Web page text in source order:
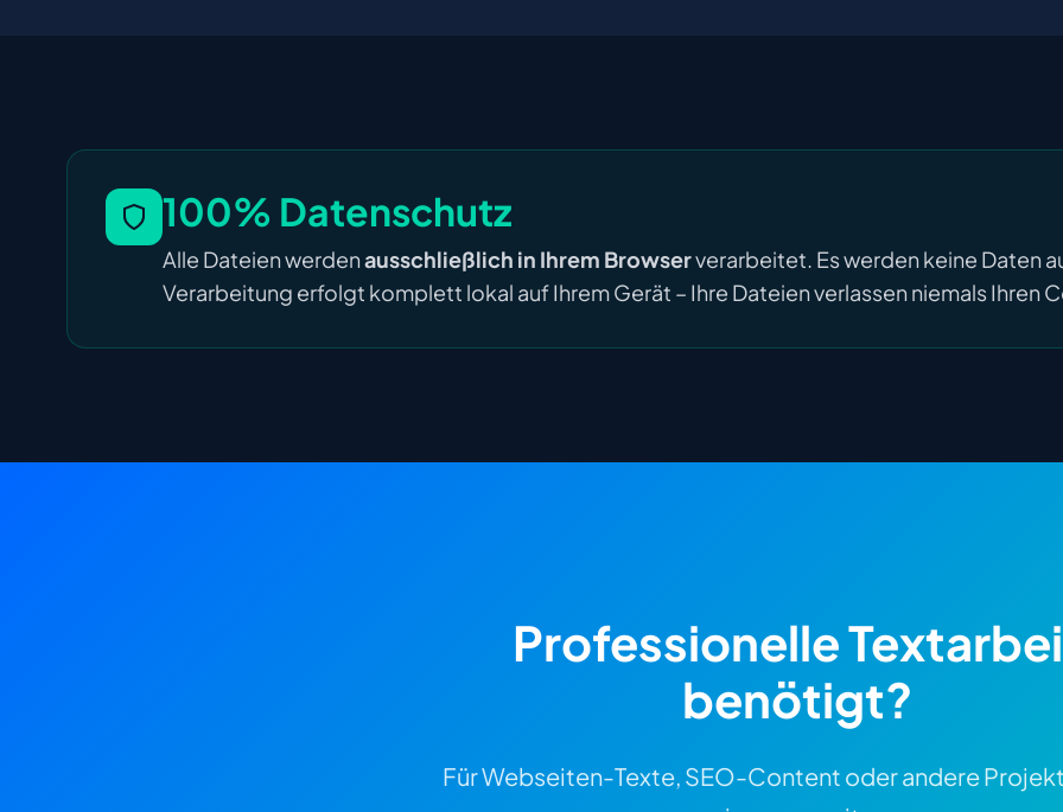
100% Datenschutz
Alle Dateien werdenausschließlich in Ihrem Browserverarbeitet. Es werden keine Daten
Verarbeitung erfolgt komplett lokal auf Ihrem Gerät – Ihre Dateien verlassen niemals Ihren
Professionelle
benötigt?
Für Webseiten-Texte, SEO-Content oder andere